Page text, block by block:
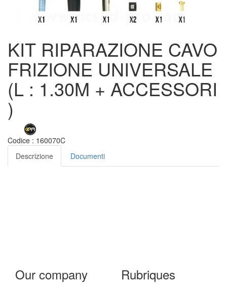
KIT RIPARAZIONE CAVO
FRIZIONE UNIVERSALE
(L : 1.30M + ACCESSORI
)
Codice : 160070C
Descrizione
Documenti
Our company Rubriques